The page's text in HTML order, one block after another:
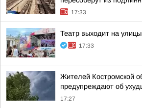
17:33
Театр выходит на
17:33
Жителей Костромской
предупреждают об
17:27